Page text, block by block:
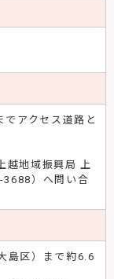
でアクセス道路と
越地域振興局 上
）へ問い合
島区）まで約6.6